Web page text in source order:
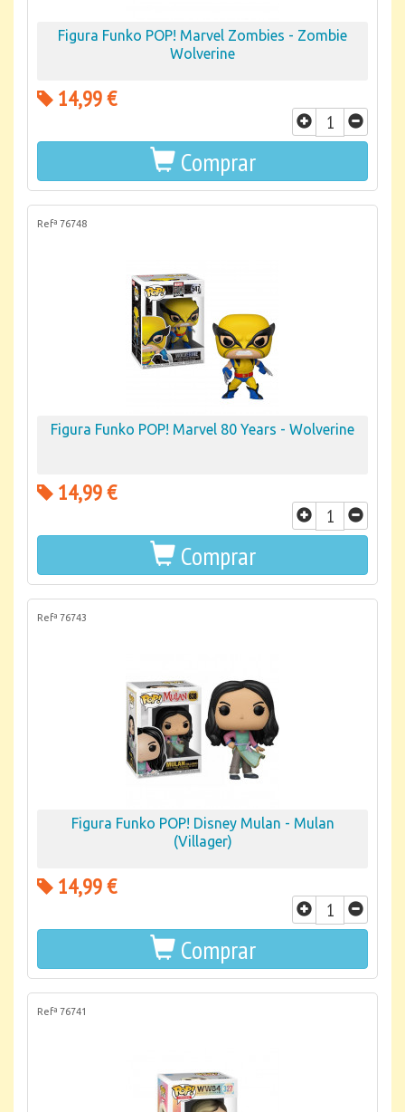
Figura Funko POP! Marvel Zombies - Zombie
Wolverine
14,99 €
Comprar
Refª 76748
Figura Funko POP! Marvel 80 Years - Wolverine
14,99 €
Comprar
Refª 76743
Figura Funko POP! Disney Mulan - Mulan
(Villager)
14,99 €
Comprar
Refª 76741